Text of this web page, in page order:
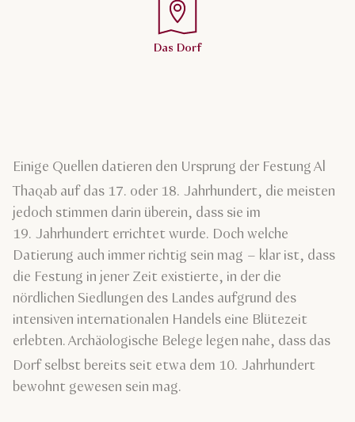
Das Dorf
Einige Quellen datieren den Ursprung der Festung Al
Thaqab auf das 17. oder 18. Jahrhundert, die meisten
jedoch stimmen darin überein, dass sie im
19. Jahrhundert errichtet wurde. Doch welche
Datierung auch immer richtig sein mag – klar ist, dass
die Festung in jener Zeit existierte, in der die
nördlichen Siedlungen des Landes aufgrund des
intensiven internationalen Handels eine Blütezeit
erlebten. Archäologische Belege legen nahe, dass das
Dorf selbst bereits seit etwa dem 10. Jahrhundert
bewohnt gewesen sein mag.